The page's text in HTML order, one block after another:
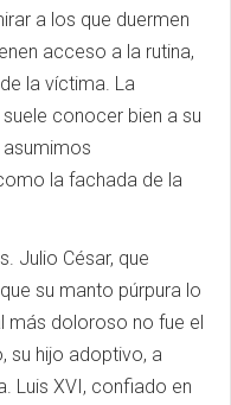
a los que duermen
acceso a la rutina,
la víctima. La
conocer bien a su
asumimos
la fachada de la
Julio César, que
su manto púrpura lo
más doloroso no fue el
su hijo adoptivo, a
Luis XVI, confiado en